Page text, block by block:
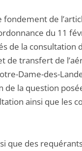
de
du 11
de la consultation
de transfert de
Dame-des-
la question
ainsi que les
que des